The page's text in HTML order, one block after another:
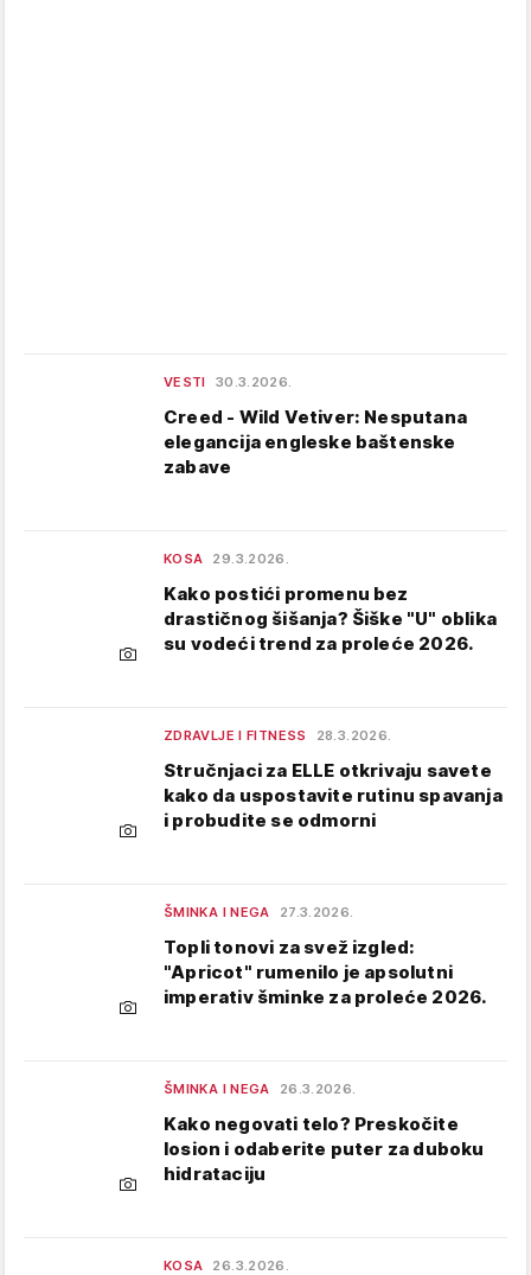
VESTI 30.3.2026.
Creed - Wild Vetiver: Nesputana
elegancija engleske baštenske
zabave
KOSA 29.3.2026.
Kako postići promenu bez
drastičnog šišanja? Šiške "U" oblika
su vodeći trend za proleće 2026.
ZDRAVLJE I FITNESS 28.3.2026.
Stručnjaci za ELLE otkrivaju savete
kako da uspostavite rutinu spavanja
i probudite se odmorni
ŠMINKA I NEGA 27.3.2026.
Topli tonovi za svež izgled:
"Apricot" rumenilo je apsolutni
imperativ šminke za proleće 2026.
ŠMINKA I NEGA 26.3.2026.
Kako negovati telo? Preskočite
losion i odaberite puter za duboku
hidrataciju
KOSA 26.3.2026.